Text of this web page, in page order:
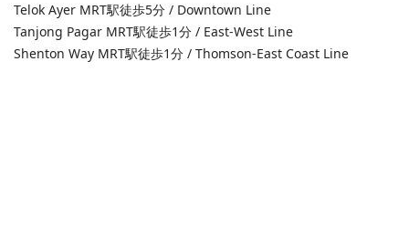
Telok Ayer MRT駅徒歩5分 / Downtown Line
Tanjong Pagar MRT駅徒歩1分 / East-West Line
Shenton Way MRT駅徒歩1分 / Thomson-East Coast Line